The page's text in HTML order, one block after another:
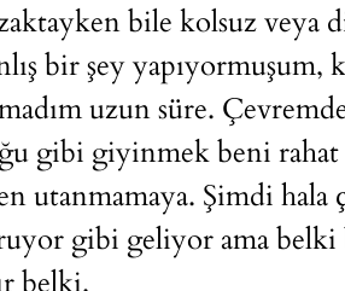
bile kolsuz veya
bir şey
uzun süre.
gibi giyinmek beni rahat
utanmamaya. Şimdi
gibi geliyor ama belki